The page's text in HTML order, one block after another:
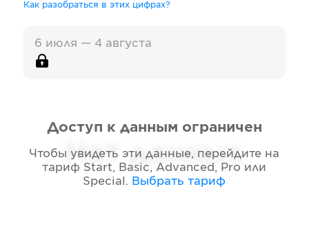
Как разобраться в этих цифрах?
6 июля — 4 августа
Нет данных
Доступ к данным ограничен
Чтобы увидеть эти данные, перейдите на
тариф Start, Basic, Advanced, Pro или
Special . Выбрать тариф